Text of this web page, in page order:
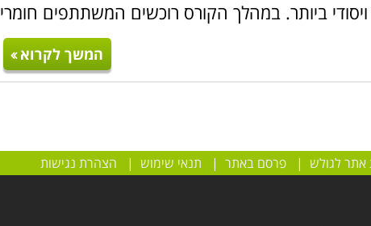
ביותר. במהלך הקורס רוכשים המשתתפים חומרי
המשך לקרוא
לגולש |פרסם באתר | תנאי שימוש | הצהרת נגישות